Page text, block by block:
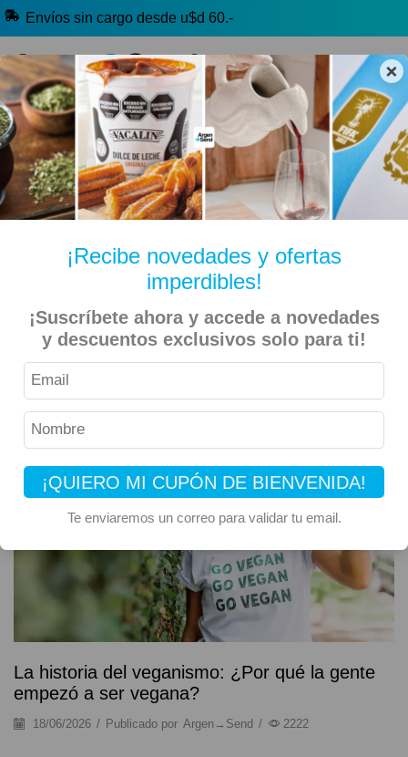
×
¡Recibe novedades y ofertas
imperdibles!
¡Suscríbete ahora y accede a novedades
y descuentos exclusivos solo para ti!
¡QUIERO MI CUPÓN DE BIENVENIDA!
Te enviaremos un correo para validar tu email.
Envíos sin cargo desde u$d 60.-
🔥 Yerba Mate
🧉 Clásicos argentinos 🏷️ Todas las categorías
Inicio
Historia Y Curiosidades
La Historia Del Veganismo: ¿Por Qué La Gente Empezó A Ser
Vegana?
Historia y Curiosidades
La historia del veganismo: ¿Por qué la gente
empezó a ser vegana?
18/06/2026 / Publicado por Argen→Send / 2222